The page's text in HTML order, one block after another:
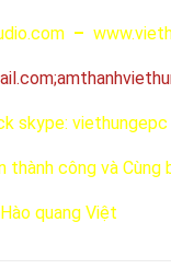
–
;
skype: viethungepc
công và Cùng
quang Việt